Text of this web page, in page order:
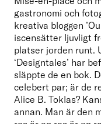
gastronomi och
kreativa bloggen
iscensätter ljuvligt
platser jorden runt.
‘Designtales’ har
släppte de en bok.
celebert par; är de
Alice B. Toklas?
annan. Man är den